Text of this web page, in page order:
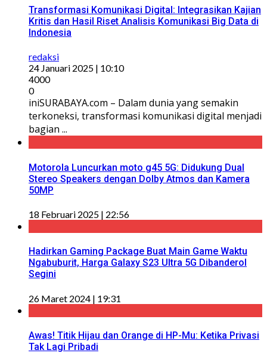
Transformasi Komunikasi Digital: Integrasikan Kajian
Kritis dan Hasil Riset Analisis Komunikasi Big Data di
Indonesia
redaksi
24 Januari 2025 | 10:10
4000
0
iniSURABAYA.com – Dalam dunia yang semakin
terkoneksi, transformasi komunikasi digital menjadi
bagian ...
Motorola Luncurkan moto g45 5G: Didukung Dual
Stereo Speakers dengan Dolby Atmos dan Kamera
50MP
18 Februari 2025 | 22:56
Hadirkan Gaming Package Buat Main Game Waktu
Ngabuburit, Harga Galaxy S23 Ultra 5G Dibanderol
Segini
26 Maret 2024 | 19:31
Awas! Titik Hijau dan Orange di HP-Mu: Ketika Privasi
Tak Lagi Pribadi